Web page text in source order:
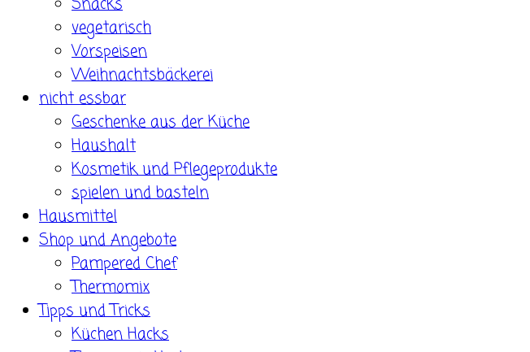
vegetarisch
Vorspeisen
Weihnachtsbäckerei
nicht essbar
Geschenke aus der Küche
Haushalt
Kosmetik und Pflegeprodukte
spielen und basteln
Hausmittel
Shop und Angebote
Pampered Chef
Thermomix
Tipps und Tricks
Küchen Hacks